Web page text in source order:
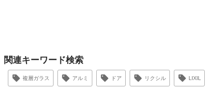
関連キーワード検索
複層ガラス アルミ ドア リクシル LIXIL